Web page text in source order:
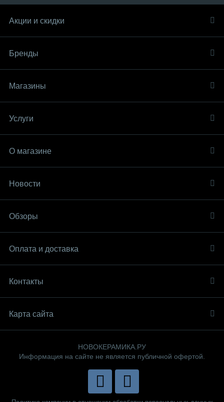
Акции и скидки
Бренды
Магазины
Услуги
О магазине
Новости
Обзоры
Оплата и доставка
Контакты
Карта сайта
НОВОКЕРАМИКА.РУ
Информация на сайте не является публичной офертой.